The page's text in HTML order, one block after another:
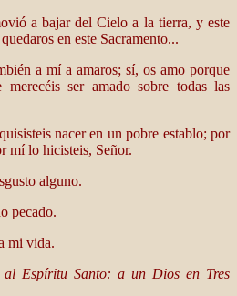
a bajar del Cielo a la tierra, y este
en este Sacramento...
a mí a amaros; sí, os amo porque
ser amado sobre todas las
nacer en un pobre establo; por
mí lo hicisteis, Señor.
alguno.
pecado.
mi vida.
Espíritu Santo: a un Dios en Tres